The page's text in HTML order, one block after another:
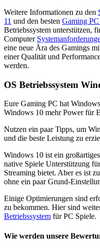
Weitere Informationen zu den
11 und den besten Gaming
Betriebssystem unterstützen,
Computer
eine neue Ära des Gamings
einer Qualität und
werden.
OS Betriebssystem
Eure Gaming PC hat
Windows 10 mehr Power für
Nutzen ein paar Tipps, um
und die beste Leistung zu
Windows 10 ist ein
native Spiele Unterstützung
Streaming bietet. Aber es ist
ohne ein paar Grund-
Einige Optimierungen sind
zu bekommen. Hier sind
Betriebssystem für PC Spiele.
Wie werden unsere